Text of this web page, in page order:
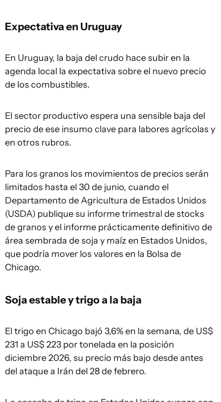
Expectativa en Uruguay
En Uruguay, la baja del crudo hace subir en la
agenda local la expectativa sobre el nuevo precio
de los combustibles.
El sector productivo espera una sensible baja del
precio de ese insumo clave para labores agrícolas y
en otros rubros.
Para los granos los movimientos de precios serán
limitados hasta el 30 de junio, cuando el
Departamento de Agricultura de Estados Unidos
(USDA) publique su informe trimestral de stocks
de granos y el informe prácticamente definitivo de
área sembrada de soja y maíz en Estados Unidos,
que podría mover los valores en la Bolsa de
Chicago.
Soja estable y trigo a la baja
El trigo en Chicago bajó 3,6% en la semana, de US$
231 a US$ 223 por tonelada en la posición
diciembre 2026, su precio más bajo desde antes
del ataque a Irán del 28 de febrero.